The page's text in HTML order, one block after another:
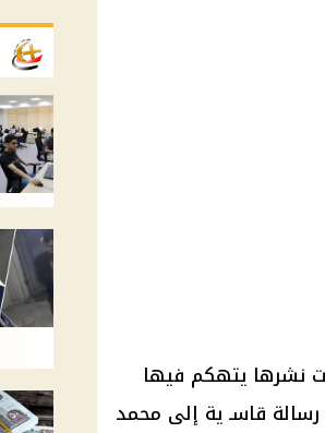
نشرها يتهكم فيها
قاسـ ية إلى محمد